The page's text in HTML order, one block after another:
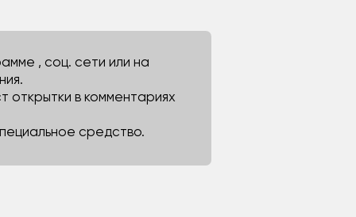
, соц. сети или на
открытки в комментариях
средство.